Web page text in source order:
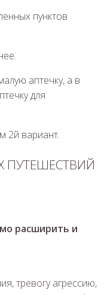
пунктов
аптечку, а в
для
2й вариант.
ПУТЕШЕСТВИЙ
расширить и
тревогу агрессию,